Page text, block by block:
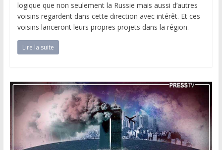
logique que non seulement la Russie mais aussi d’autres
voisins regardent dans cette direction avec intérêt. Et ces
voisins lanceront leurs propres projets dans la région.
Lire la suite